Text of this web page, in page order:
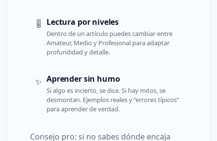
🎚️ Lectura por niveles
Dentro de un artículo puedes cambiar entre
Amateur, Medio y Profesional para adaptar
profundidad y detalle.
✨ Aprender sin humo
Si algo es incierto, se dice. Si hay mitos, se
desmontan. Ejemplos reales y “errores típicos”
para aprender de verdad.
Consejo pro: si no sabes dónde encaja